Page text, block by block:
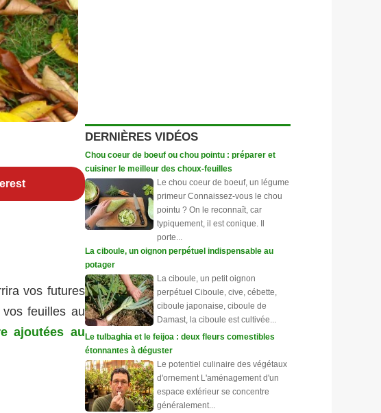
vos futures
feuilles au
ajoutées au
DERNIÈRES VIDÉOS
Chou coeur de boeuf ou chou pointu : préparer et
cuisiner le meilleur des choux-feuilles
Le chou coeur de boeuf, un légume
primeur Connaissez-vous le chou
pointu ? On le reconnaît, car
typiquement, il est conique. Il
porte...
La ciboule, un oignon perpétuel indispensable au
potager
La ciboule, un petit oignon
perpétuel Ciboule, cive, cébette,
ciboule japonaise, ciboule de
Damast, la ciboule est cultivée...
Le tulbaghia et le feijoa : deux fleurs comestibles
étonnantes à déguster
Le potentiel culinaire des végétaux
d'ornement L'aménagement d'un
espace extérieur se concentre
généralement...